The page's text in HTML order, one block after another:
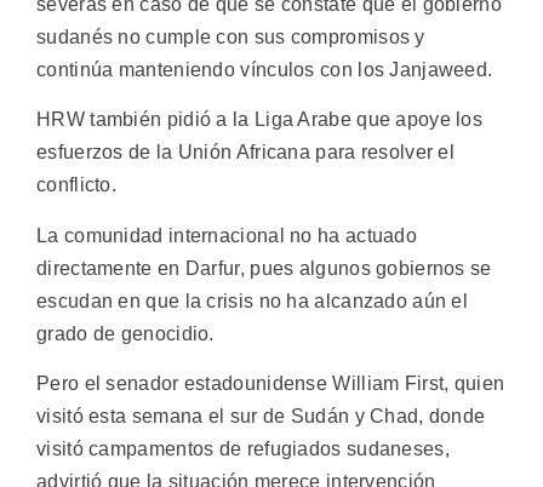
sudanés no cumple con sus compromisos y
continúa manteniendo vínculos con los Janjaweed.
HRW también pidió a la Liga Arabe que apoye los
esfuerzos de la Unión Africana para resolver el
conflicto.
La comunidad internacional no ha actuado
directamente en Darfur, pues algunos gobiernos se
escudan en que la crisis no ha alcanzado aún el
grado de genocidio.
Pero el senador estadounidense William First, quien
visitó esta semana el sur de Sudán y Chad, donde
visitó campamentos de refugiados sudaneses,
advirtió que la situación merece intervención